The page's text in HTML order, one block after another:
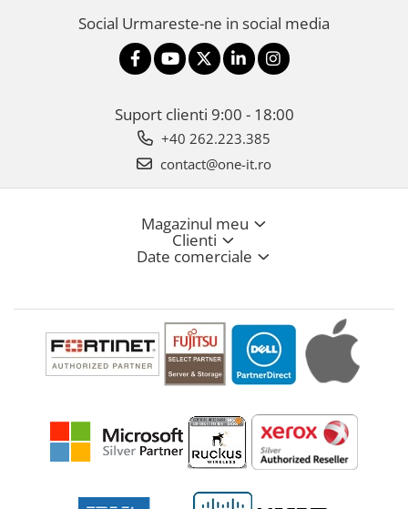
Social Urmareste-ne in social media
Suport clienti 9:00 - 18:00
+40 262.223.385
contact@one-it.ro
Magazinul meu
Clienti
Date comerciale